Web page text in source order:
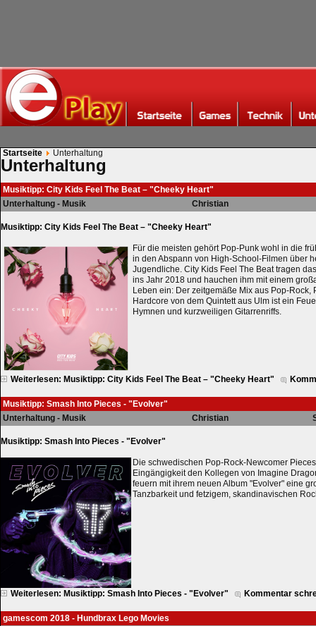
Startseite Unterhaltung
Unterhaltung
Musiktipp: City Kids Feel The Beat – "Cheeky Heart"
Unterhaltung - Musik
Christian
Musiktipp: City Kids Feel The Beat – "Cheeky Heart"
Für die meisten gehört Pop-Punk wohl in die
in den Abspann von High-School-Filmen über
Jugendliche. City Kids Feel The Beat tragen
ins Jahr 2018 und hauchen ihm mit einem
Leben ein: Der zeitgemäße Mix aus Pop-Rock,
Hardcore von dem Quintett aus Ulm ist ein
Hymnen und kurzweiligen Gitarrenriffs.
Weiterlesen: Musiktipp: City Kids Feel The Beat – "Cheeky Heart"
Musiktipp: Smash Into Pieces - "Evolver"
Unterhaltung - Musik
Christian
Musiktipp: Smash Into Pieces - "Evolver"
Die schwedischen Pop-Rock-Newcomer
Eingängigkeit den Kollegen von Imagine
feuern mit ihrem neuen Album "Evolver" eine
Tanzbarkeit und fetzigem, skandinavischen
Weiterlesen: Musiktipp: Smash Into Pieces - "Evolver" Kommentar
gamescom 2018 - Hundbrax Lego Movies